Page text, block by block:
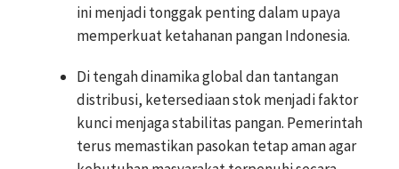
ini menjadi tonggak penting dalam upaya
memperkuat ketahanan pangan Indonesia.
Di tengah dinamika global dan tantangan
distribusi, ketersediaan stok menjadi faktor
kunci menjaga stabilitas pangan. Pemerintah
terus memastikan pasokan tetap aman agar